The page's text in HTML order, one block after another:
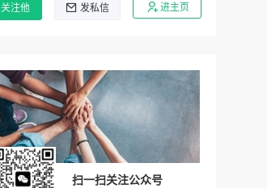
关注他 发私信 进主页
扫一扫关注公众号